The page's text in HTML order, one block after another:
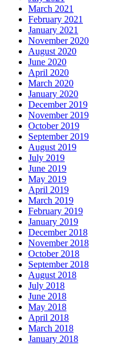
March 2021
February 2021
January 2021
November 2020
August 2020
June 2020
April 2020
March 2020
January 2020
December 2019
November 2019
October 2019
September 2019
August 2019
July 2019
June 2019
May 2019
April 2019
March 2019
February 2019
January 2019
December 2018
November 2018
October 2018
September 2018
August 2018
July 2018
June 2018
May 2018
April 2018
March 2018
January 2018